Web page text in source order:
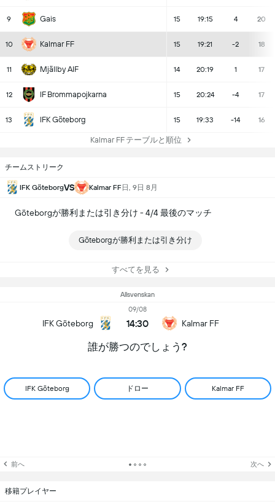
9 Gais 15 19:15 4 20
10 Kalmar FF 15 19:21 -2 18
11 Mjällby AIF 14 20:19 1 17
12 IF Brommapojkarna 15 20:24 -4 17
13 IFK Göteborg 15 19:33 -14 16
Kalmar FF テーブルと順位
チームストリーク
IFK GöteborgVS Kalmar FF日, 9日 8月
Göteborgが勝利または引き分け - 4/4 最後のマッチ
Göteborgが勝利または引き分け
すべてを見る
Allsvenskan
IFK Göteborg
09/08
14:30 Kalmar FF
誰が勝つのでしょう?
IFK Göteborg ドロー Kalmar FF
前へ 次へ
移籍プレイヤー